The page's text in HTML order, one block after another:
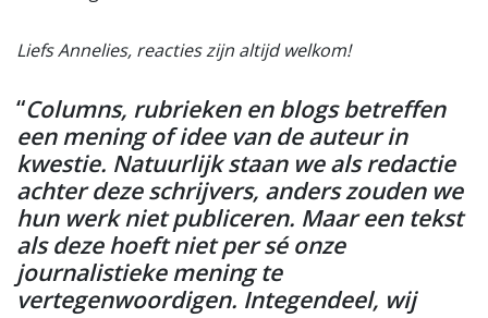
Liefs Annelies, reacties zijn altijd welkom!
“Columns, rubrieken en blogs betreffen
een mening of idee van de auteur in
kwestie. Natuurlijk staan we als redactie
achter deze schrijvers, anders zouden we
hun werk niet publiceren. Maar een tekst
als deze hoeft niet per sé onze
journalistieke mening te
vertegenwoordigen. Integendeel, wij